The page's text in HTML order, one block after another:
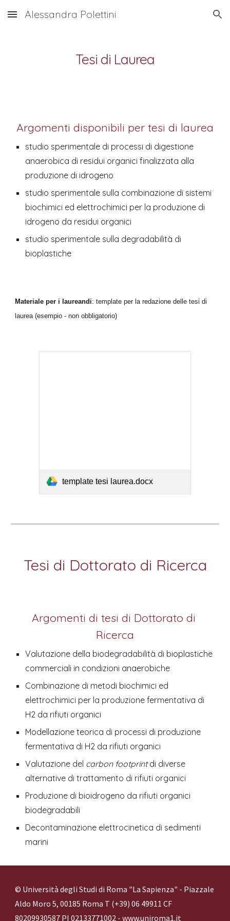
Skip to main content Skip to navigation
Alessandra Polettini
Tesi di Laurea
Argomenti disponibili per tesi di laurea
studio sperimentale di processi di digestione
anaerobica di residui organici finalizzata alla
produzione di idrogeno
studio sperimentale sulla combinazione di sistemi
biochimici ed elettrochimici per la produzione di
idrogeno da residui organici
studio sperimentale sulla degradabilità di
bioplastiche
Materiale per i laureandi: template per la redazione delle tesi di
laurea (esempio - non obbligatorio)
template tesi laurea.docx
Tesi di Dottorato di Ricerca
Argomenti di tesi di Dottorato di
Ricerca
Valutazione della biodegradabilità di bioplastiche
commerciali in condizioni anaerobiche
Combinazione di metodi biochimici ed
elettrochimici per la produzione fermentativa di
H2 da rifiuti organici
Modellazione teorica di processi di produzione
fermentativa di H2 da rifiuti organici
Valutazione del carbon footprint di diverse
alternative di trattamento di rifiuti organici
Produzione di bioidrogeno da rifiuti organici
biodegradabili
Decontaminazione elettrocinetica di sedimenti
marini
© Università degli Studi di Roma "La Sapienza" - Piazzale
Aldo Moro 5, 00185 Roma T (+39) 06 49911 CF
80209930587 PI 02133771002 -www.uniroma1.it